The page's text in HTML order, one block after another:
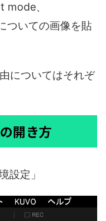
mode、
ついての画像を貼
についてはそれぞ
開き方
設定」